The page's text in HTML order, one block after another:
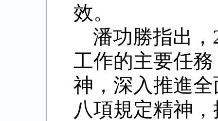
效。
潘功勝指出，
工作的主要任
神，深入推進
八項規定精神